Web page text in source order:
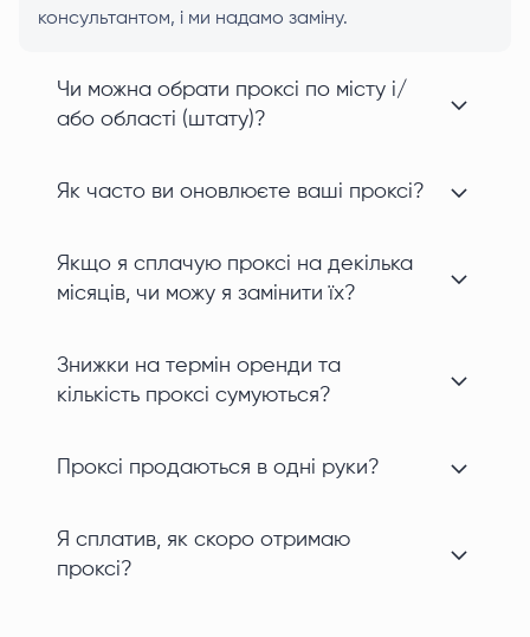
консультантом, і ми надамо заміну.
Чи можна обрати проксі по місту і/
або області (штату)?
Як часто ви оновлюєте ваші проксі?
Якщо я сплачую проксі на декілька
місяців, чи можу я замінити їх?
Знижки на термін оренди та
кількість проксі сумуються?
Проксі продаються в одні руки?
Я сплатив, як скоро отримаю
проксі?